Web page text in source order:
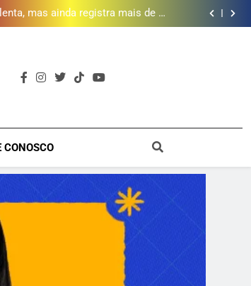
meio a infraestrutura sustentável
mas ainda registra mais de mil
vítimas em 2025, aponta Firjan
para curso gratuito de audiovisual
esportiva e diversos serviços em
mas ainda registra mais de mil
vítimas em 2025, aponta Firjan
para curso gratuito de audiovisual
litros de óleo de cozinha usado e
esportiva e diversos serviços em
CONOSCO